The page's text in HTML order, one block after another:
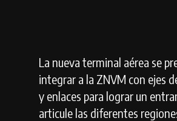
La nueva terminal aérea se
integrar a la ZNVM con ejes
y enlaces para lograr un
articule las diferentes